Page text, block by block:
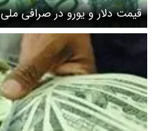
قیمت دلار و یورو در صرافی ملی